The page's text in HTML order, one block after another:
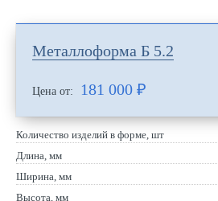
Металлоформа Б 5.2
Цена от: 181 000 ₽
Количество изделий в форме, шт
Длина, мм
Ширина, мм
Высота, мм